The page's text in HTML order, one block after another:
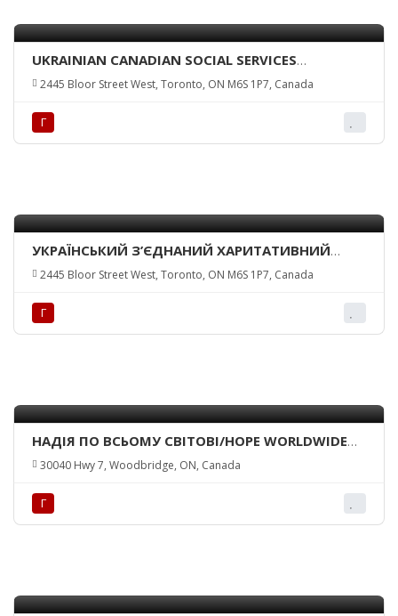
UKRAINIAN CANADIAN SOCIAL SERVICES
(TORONTO) INC.
2445 Bloor Street West, Toronto, ON M6S 1P7, Canada
Г
УКРАЇНСЬКИЙ З’ЄДНАНИЙ ХАРИТАТИВНИЙ
ФОНД/UNITED UKR. CHARITABLE TRUST
2445 Bloor Street West, Toronto, ON M6S 1P7, Canada
Г
НАДІЯ ПО ВСЬОМУ СВІТОВІ/HOPE WORLDWIDE
UKRAINE
30040 Hwy 7, Woodbridge, ON, Canada
Г